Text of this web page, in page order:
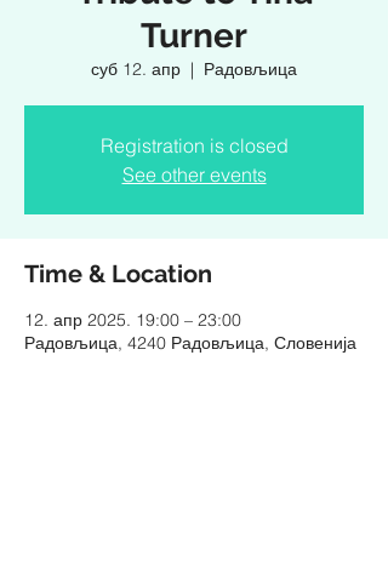
Turner
суб 12. апр
  |
Радовљица
Registration is closed
See other events
Time & Location
12. апр 2025. 19:00 – 23:00
Радовљица, 4240 Радовљица, Словенија